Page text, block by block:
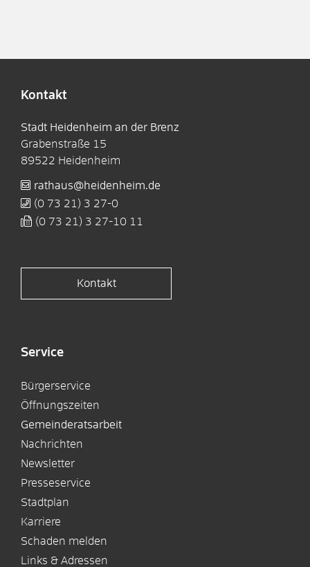
Kontakt
Stadt Heidenheim an der Brenz
Grabenstraße 15
89522 Heidenheim
rathaus@heidenheim.de
(0 73 21) 3 27-0
(0 73 21) 3 27-10 11
Kontakt
Service
Bürgerservice
Öffnungszeiten
Gemeinderatsarbeit
Nachrichten
Newsletter
Presseservice
Stadtplan
Karriere
Schaden melden
Links & Adressen